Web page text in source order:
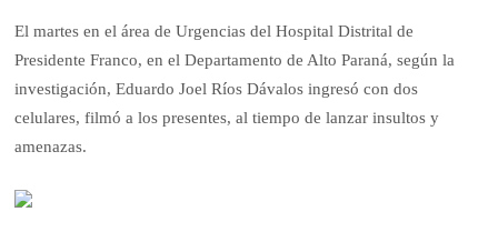
El martes en el área de Urgencias del Hospital Distrital de
Presidente Franco, en el Departamento de Alto Paraná, según la
investigación, Eduardo Joel Ríos Dávalos ingresó con dos
celulares, filmó a los presentes, al tiempo de lanzar insultos y
amenazas.